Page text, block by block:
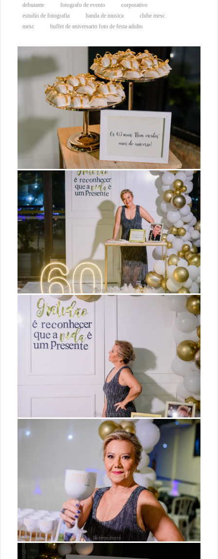
debutante fotografo de evento
corporativo
estudio de fotografia
banda de musica
clube mesc
mesc
buffet de aniversario foto de festa adulto